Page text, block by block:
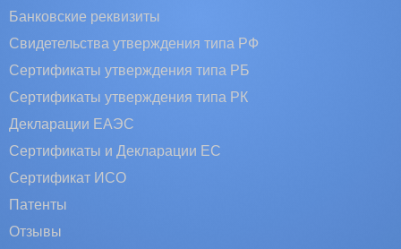
Банковские реквизиты
Свидетельства утверждения типа РФ
Сертификаты утверждения типа РБ
Сертификаты утверждения типа РК
Декларации ЕАЭС
Сертификаты и Декларации EC
Сертификат ИСО
Патенты
Отзывы